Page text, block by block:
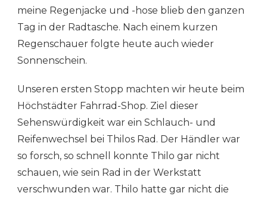
ROMANTISCHEN
STRASSE
NGOLSTADT
meine Regenjacke und -hose blieb den ganzen
Tag in der Radtasche. Nach einem kurzen
Regenschauer folgte heute auch wieder
Sonnenschein.
Unseren ersten Stopp machten wir heute beim
Höchstädter Fahrrad-Shop. Ziel dieser
Sehenswürdigkeit war ein Schlauch- und
Reifenwechsel bei Thilos Rad. Der Händler war
so forsch, so schnell konnte Thilo gar nicht
schauen, wie sein Rad in der Werkstatt
verschwunden war. Thilo hatte gar nicht die